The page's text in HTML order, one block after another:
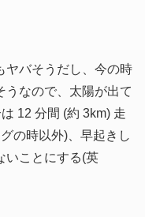
ヤバそうだし、今の時
うなので、太陽が出て
12 分間 (約 3km) 走
の時以外)、早起きし
いことにする(英